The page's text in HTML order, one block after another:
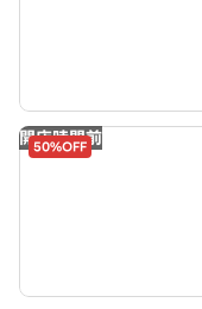
開店時間前
50%OFF